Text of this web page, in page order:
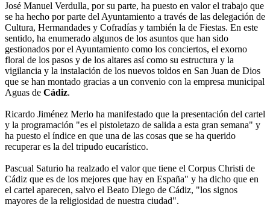
José Manuel Verdulla, por su parte, ha puesto en valor el trabajo que
se ha hecho por parte del Ayuntamiento a través de las delegación de
Cultura, Hermandades y Cofradías y también la de Fiestas. En este
sentido, ha enumerado algunos de los asuntos que han sido
gestionados por el Ayuntamiento como los conciertos, el exorno
floral de los pasos y de los altares así como su estructura y la
vigilancia y la instalación de los nuevos toldos en San Juan de Dios
que se han montado gracias a un convenio con la empresa municipal
Aguas de Cádiz.
Ricardo Jiménez Merlo ha manifestado que la presentación del cartel
y la programación "es el pistoletazo de salida a esta gran semana" y
ha puesto el índice en que una de las cosas que se ha querido
recuperar es la del tripudo eucarístico.
Pascual Saturio ha realzado el valor que tiene el Corpus Christi de
Cádiz que es de los mejores que hay en España" y ha dicho que en
el cartel aparecen, salvo el Beato Diego de Cádiz, "los signos
mayores de la religiosidad de nuestra ciudad".